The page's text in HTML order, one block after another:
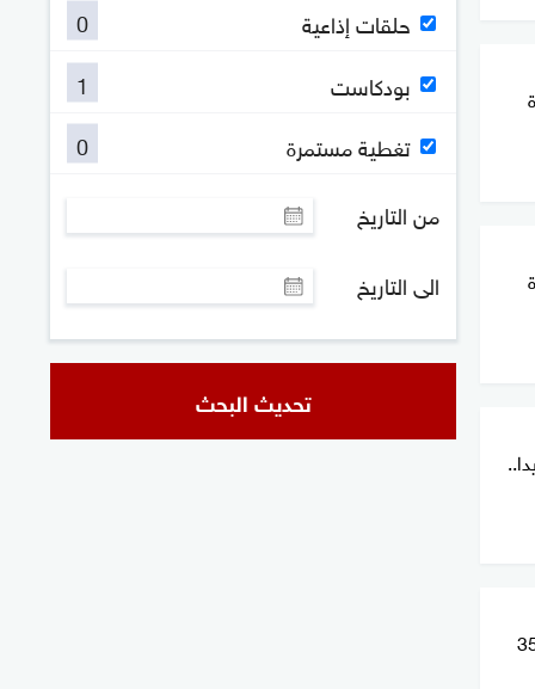
المصرية أم إف-35
حلقات إذاعية
0
بودكاست
1
تغطية مستمرة
0
من التاريخ
الى التاريخ
تحديث البحث